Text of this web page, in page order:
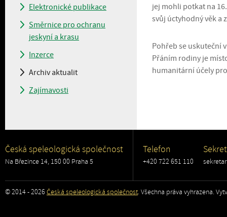
Elektronické publikace
Směrnice pro ochranu
jeskyní a krasu
Inzerce
Archiv aktualit
Zajímavosti
jej mohli potkat na
svůj úctyhodný věk a
Pohřeb se uskuteční
Přáním rodiny je
humanitární účely
Česká speleologická společnost
Na Březince 14, 150 00 Praha 5
Telefon
+420 722 651 110
© 2014 - 2026 Česká speleologická společnost. Všechna práva vyhrazena.